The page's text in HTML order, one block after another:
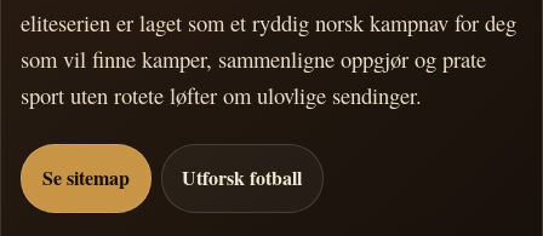
eliteserien er laget som et ryddig norsk kampnav for deg
som vil finne kamper, sammenligne oppgjør og prate
sport uten rotete løfter om ulovlige sendinger.
Se sitemap Utforsk fotball